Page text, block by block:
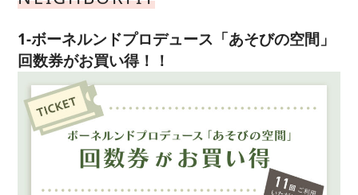
1-ボーネルンドプロデュース「あそびの空間」
回数券がお買い得！！